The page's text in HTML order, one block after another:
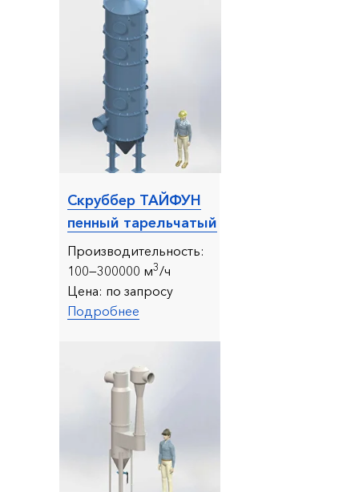
Скруббер ТАЙФУН
пенный тарельчатый
Производительность:
100—300000 м3/ч
Цена: по запросу
Подробнее